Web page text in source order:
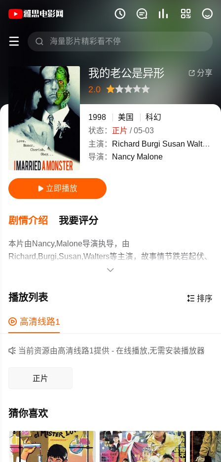
    
 
《我的老公是异形》(1998)美国英语高
 分享
我的老公是异形
2.0
很差较差
还行推荐力荐
1998 美国
科幻
状态： 正片 /05-03
主演：
Richard Burgi Susan Walters
导演：
Nancy Malone
 立即播放
剧情介绍 我要评分
本片由Nancy,Malone导演执导，由
Richard,Burgi,Susan,Walters等主演，故事情节跌岩起伏、
扣人心弦，领广大科幻片爱好者和观众们都期待不已。
作为一部 上映的科幻电影，在当期同类题材影片中具有一
剧情紧凑，角色塑造鲜明，适合喜欢科幻类电影的观众观
看。

 排序
播放列表
 高清线路1
 当前资源由高清线路1提供 - 在线播放,无需安装播放器
正片
猜你喜欢